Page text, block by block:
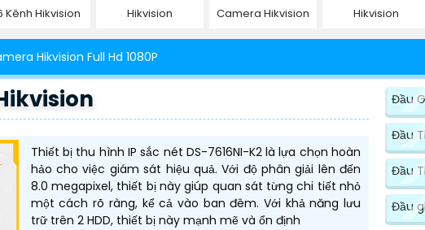
Kênh Hikvision
Hikvision
Camera Hikvision
Hikvision
Hikvision Full Hd 1080P
Thiết bị thu hình IP sắc nét DS-7616NI-K2 là lựa chọn hoàn
hảo cho việc giám sát hiệu quả. Với độ phân giải lên đến
8.0 megapixel, thiết bị này giúp quan sát từng chi tiết nhỏ
một cách rõ ràng, kể cả vào ban đêm. Với khả năng lưu
trữ trên 2 HDD, thiết bị này mạnh mẽ và ổn định
Đầu
Đầu
Đầu
Đầu